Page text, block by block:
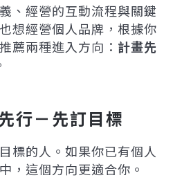
、經營的互動流程與關鍵
想經營個人品牌，根據你
薦兩種進入方向： 計畫先
行－先訂目標
標的人。如果你已有個人
，這個方向更適合你。